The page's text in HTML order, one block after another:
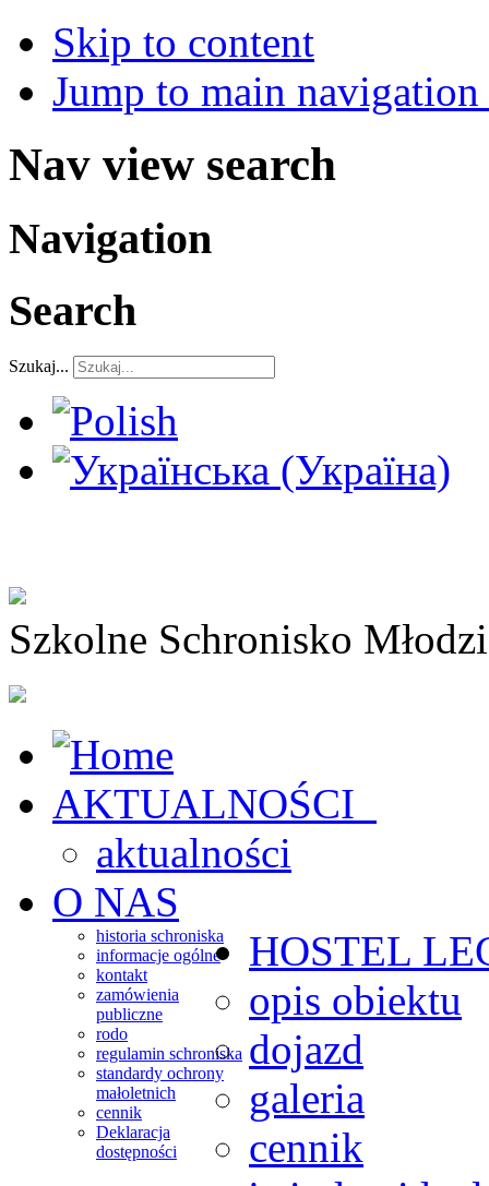
Skip to content
Jump to main
Nav view search
Navigation
Search
Szukaj...
Szkolne Schronisko
AKTUALNOŚCI
aktualności
O NAS
historia schroniska
informacje ogólne
kontakt
zamówienia
publiczne
rodo
regulamin schroniska
standardy ochrony
małoletnich
cennik
Deklaracja
dostępności
HOSTEL
opis obiektu
dojazd
galeria
cennik